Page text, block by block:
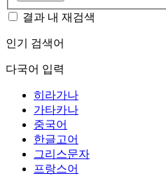
결과 내 재검색
인기 검색어
다국어 입력
히라가나
가타카나
중국어
한글고어
그리스문자
프랑스어